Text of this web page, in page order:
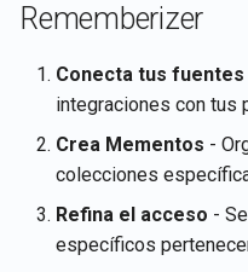
Rememberizer
Conecta tus fuentes
integraciones con tus
Crea Mementos -
colecciones
Refina el acceso -
específicos